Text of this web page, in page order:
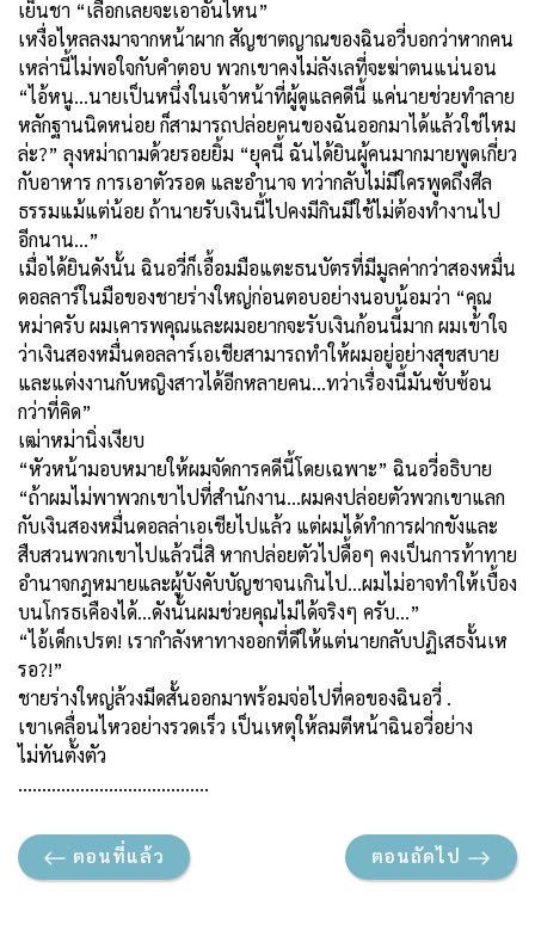
เย็นชา “เลือกเลยจะเอาอันไหน”
เหงื่อไหลลงมาจากหน้าผาก สัญชาตญาณของฉินอวี่บอกว่าหากคน
เหล่านี้ไม่พอใจกับคำตอบ พวกเขาคงไม่ลังเลที่จะฆ่าตนแน่นอน
“ไอ้หนู...นายเป็นหนึ่งในเจ้าหน้าที่ผู้ดูแลคดีนี้ แค่นายช่วยทำลาย
หลักฐานนิดหน่อย ก็สามารถปล่อยคนของฉันออกมาได้แล้วใช่ไหม
ล่ะ?” ลุงหม่าถามด้วยรอยยิ้ม “ยุคนี้ ฉันได้ยินผู้คนมากมายพูดเกี่ยว
กับอาหาร การเอาตัวรอด และอำนาจ ทว่ากลับไม่มีใครพูดถึงศีล
ธรรมแม้แต่น้อย ถ้านายรับเงินนี้ไปคงมีกินมีใช้ไม่ต้องทำงานไป
อีกนาน...”
เมื่อได้ยินดังนั้น ฉินอวี่ก็เอื้อมมือแตะธนบัตรที่มีมูลค่ากว่าสองหมื่น
ดอลลาร์ในมือของชายร่างใหญ่ก่อนตอบอย่างนอบน้อมว่า “คุณ
หม่าครับ ผมเคารพคุณและผมอยากจะรับเงินก้อนนี้มาก ผมเข้าใจ
ว่าเงินสองหมื่นดอลลาร์เอเชียสามารถทำให้ผมอยู่อย่างสุขสบาย
และแต่งงานกับหญิงสาวได้อีกหลายคน...ทว่าเรื่องนี้มันซับซ้อน
กว่าที่คิด”
เฒ่าหม่านิ่งเงียบ
“หัวหน้ามอบหมายให้ผมจัดการคดีนี้โดยเฉพาะ” ฉินอวี่อธิบาย
“ถ้าผมไม่พาพวกเขาไปที่สำนักงาน...ผมคงปล่อยตัวพวกเขาแลก
กับเงินสองหมื่นดอลล่าเอเชียไปแล้ว แต่ผมได้ทำการฝากขังและ
สืบสวนพวกเขาไปแล้วนี่สิ หากปล่อยตัวไปดื้อๆ คงเป็นการท้าทาย
อำนาจกฎหมายและผู้บังคับบัญชาจนเกินไป...ผมไม่อาจทำให้เบื้อง
บนโกรธเคืองได้...ดังนั้นผมช่วยคุณไม่ได้จริงๆ ครับ...”
“ไอ้เด็กเปรต! เรากำลังหาทางออกที่ดีให้แต่นายกลับปฏิเสธงั้นเห
รอ?!”
ชายร่างใหญ่ล้วงมีดสั้นออกมาพร้อมจ่อไปที่คอของฉินอวี่ .
เขาเคลื่อนไหวอย่างรวดเร็ว เป็นเหตุให้ลมตีหน้าฉินอวี่อย่าง
ไม่ทันตั้งตัว
………………………………….
ตอนที่แล้ว ตอนถัดไป